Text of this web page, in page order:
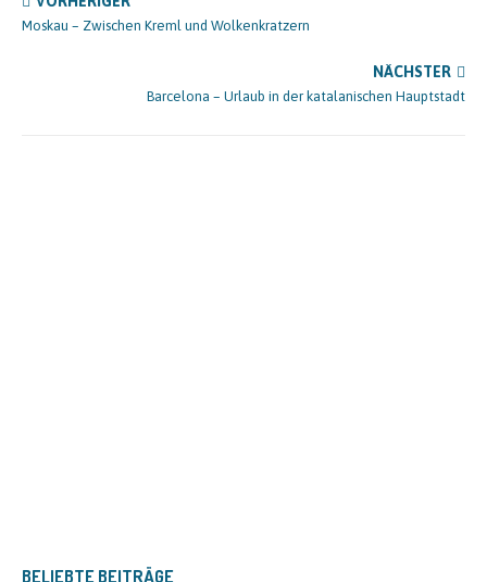
Moskau – Zwischen Kreml und Wolkenkratzern
NÄCHSTER
Barcelona – Urlaub in der katalanischen Hauptstadt
BELIEBTE BEITRÄGE